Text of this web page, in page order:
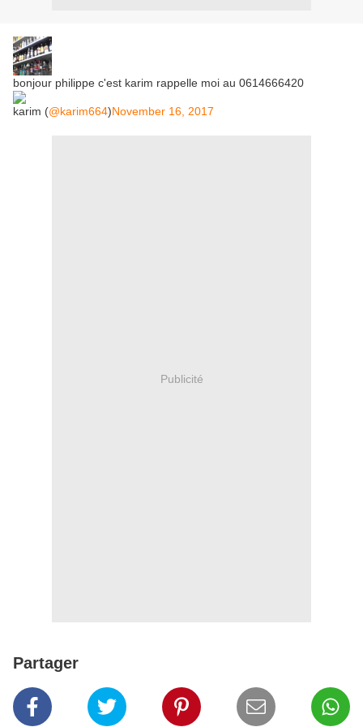
bonjour philippe c'est karim rappelle moi au 0614666420
karim (@karim664)November 16, 2017
Publicité
Partager